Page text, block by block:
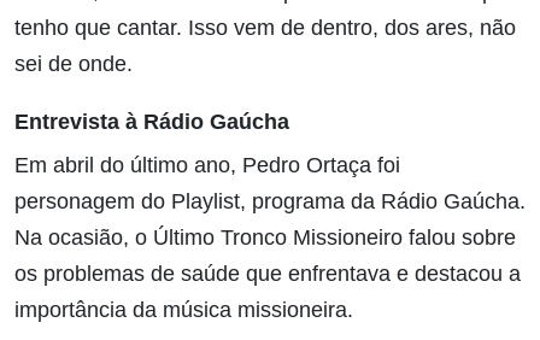
tenho que cantar. Isso vem de dentro, dos ares, não
sei de onde.
Entrevista à Rádio Gaúcha
Em abril do último ano, Pedro Ortaça foi
personagem do Playlist, programa da Rádio Gaúcha.
Na ocasião, o Último Tronco Missioneiro falou sobre
os problemas de saúde que enfrentava e destacou a
importância da música missioneira.